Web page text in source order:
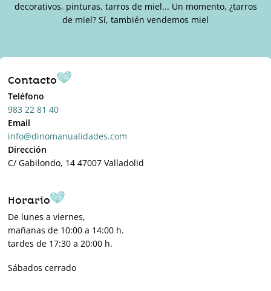
decorativos, pinturas, tarros de miel... Un momento, ¿tarros
de miel? Sí, también vendemos miel
Contacto
Teléfono
983 22 81 40
Email
info@dinomanualidades.com
Dirección
C/ Gabilondo, 14 47007 Valladolid
Horario
De lunes a viernes,
mañanas de 10:00 a 14:00 h.
tardes de 17:30 a 20:00 h.
Sábados cerrado